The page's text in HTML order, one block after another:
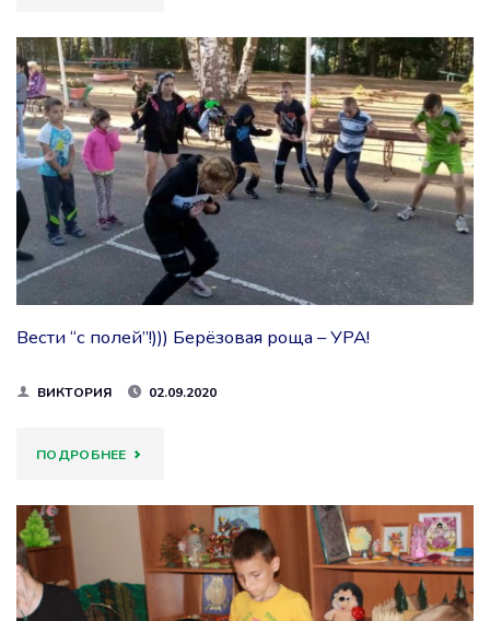
ПОЛЕЙ”!)))
БЕРЁЗОВАЯ
РОЩА
УРА!"
Вести “с полей”!))) Берёзовая роща – УРА!
ВИКТОРИЯ 02.09.2020
ПОДРОБНЕЕ"ВЕСТИ
ПОЛЕЙ”!)))
БЕРЁЗОВАЯ